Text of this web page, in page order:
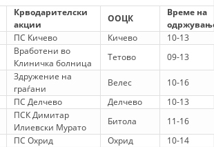
HISTORIA E KRYQIT TË KUQ
ИСТОРИЈАТ НА ДВИЖЕЊЕТО
Крводарителски
акции
ООЦК
Време на
ПС Кичево Кичево
10-13
Вработени во
Клиничка болница
Тетово 09-13
Здружение на
граѓани
Велес
10-16
ПС Делчево Делчево
10-13
ПСК Димитар
Илиевски Мурато
Битола
11-16
ПС Охрид Охрид
10-14